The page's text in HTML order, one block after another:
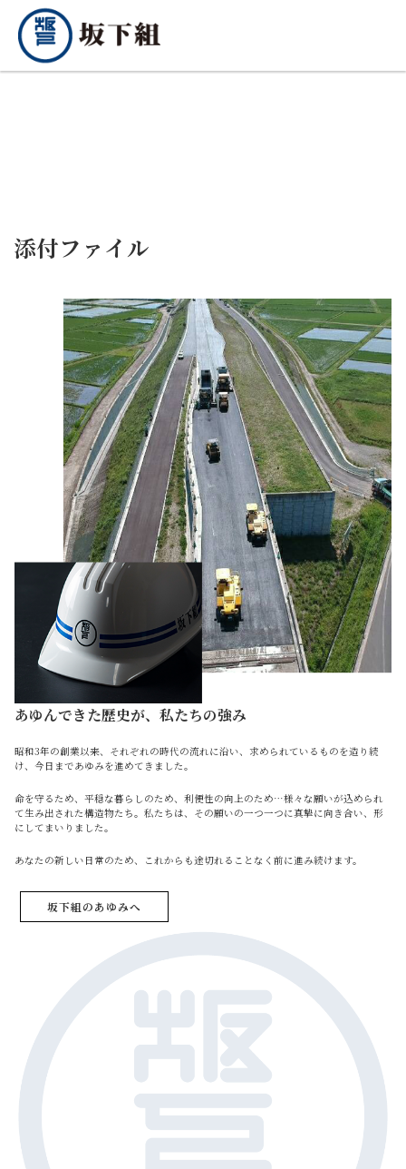
添付ファイル
あゆんできた歴史が、私たちの強み
昭和3年の創業以来、それぞれの時代の流れに沿い、求められているものを造り続
け、今日まであゆみを進めてきました。
命を守るため、平穏な暮らしのため、利便性の向上のため…様々な願いが込められ
て生み出された構造物たち。私たちは、その願いの一つ一つに真摯に向き合い、形
にしてまいりました。
あなたの新しい日常のため、これからも途切れることなく前に進み続けます。
坂下組のあゆみへ